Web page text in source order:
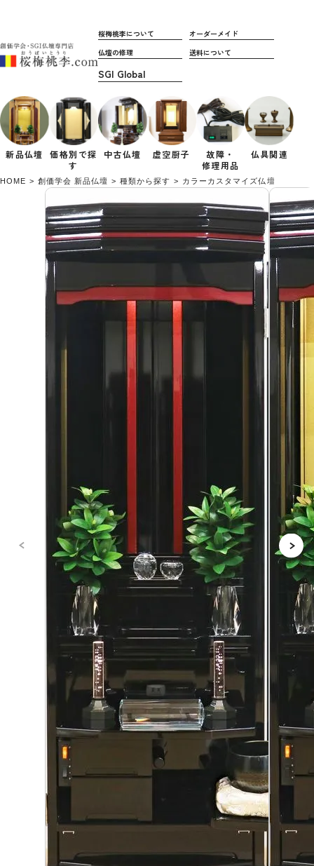
桜梅桃李について
オーダーメイド
仏壇の修理
送料について
新品仏壇 価格別で探
す
中古仏壇 虚空厨子
故障・
修理用品
仏具関連
HOME 創価学会 新品仏壇 種類から探す カラーカスタマイズ仏壇